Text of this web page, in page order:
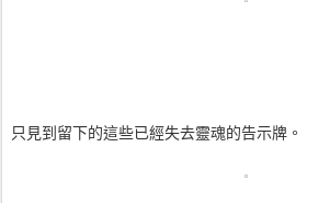
只見到留下的這些已經失去靈魂的告示牌。